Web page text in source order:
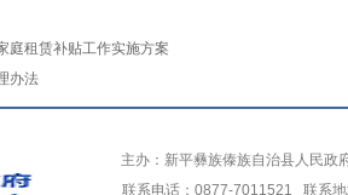
庭租赁补贴工作实施方案
办法
主办：新平彝族傣族自治县人民
联系电话：0877-7011521 联系